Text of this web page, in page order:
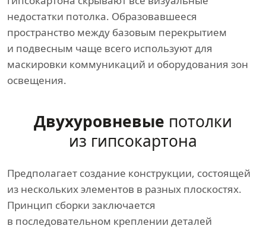
недостатки потолка. Образовавшееся
пространство между базовым перекрытием
и подвесным чаще всего используют для
маскировки коммуникаций и оборудования зон
освещения.
Двухуровневые потолки
из гипсокартона
Предполагает создание конструкции, состоящей
из нескольких элементов в разных плоскостях.
Принцип сборки заключается
в последовательном креплении деталей